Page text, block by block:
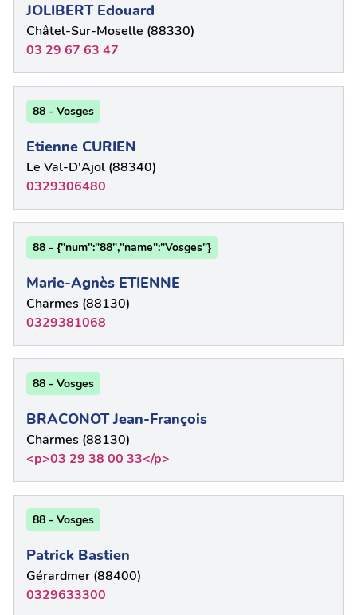
JOLIBERT Edouard
Châtel-Sur-Moselle (88330)
03 29 67 63 47
88 - Vosges
Etienne CURIEN
Le Val-D'Ajol (88340)
0329306480
88 - {"num":"88","name":"Vosges"}
Marie-Agnès ETIENNE
Charmes (88130)
0329381068
88 - Vosges
BRACONOT Jean-François
Charmes (88130)
<p>03 29 38 00 33</p>
88 - Vosges
Patrick Bastien
Gérardmer (88400)
0329633300